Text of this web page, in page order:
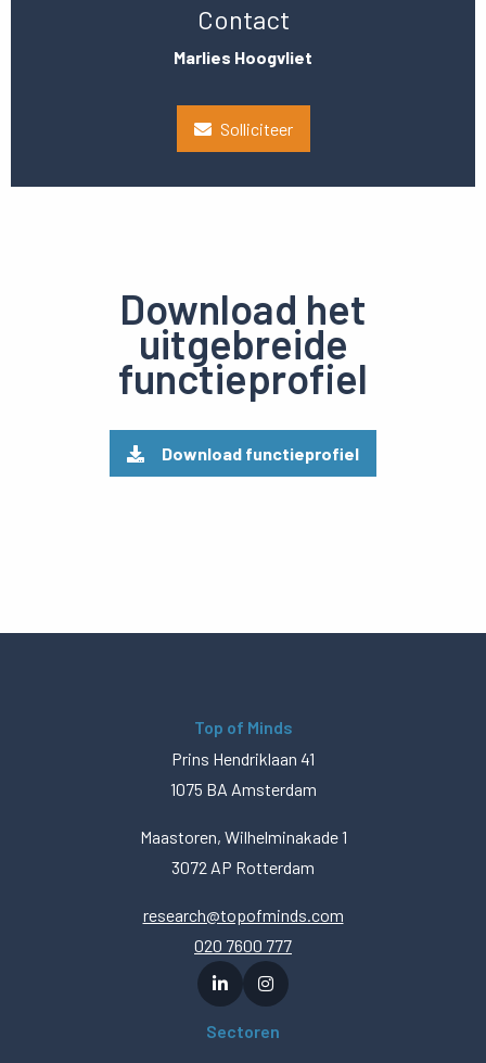
Contact
Marlies Hoogvliet
Solliciteer
Download het
uitgebreide
functieprofiel
Download functieprofiel
Top of Minds
Prins Hendriklaan 41
1075 BA Amsterdam
Maastoren, Wilhelminakade 1
3072 AP Rotterdam
research@topofminds.com
020 7600 777
Sectoren